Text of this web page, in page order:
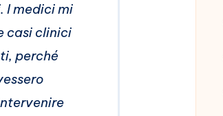
I medici mi
casi clinici
perché